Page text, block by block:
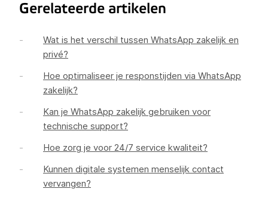
Gerelateerde artikelen
Wat is het verschil tussen WhatsApp zakelijk en
privé?
Hoe optimaliseer je responstijden via WhatsApp
zakelijk?
Kan je WhatsApp zakelijk gebruiken voor
technische support?
Hoe zorg je voor 24/7 service kwaliteit?
Kunnen digitale systemen menselijk contact
vervangen?